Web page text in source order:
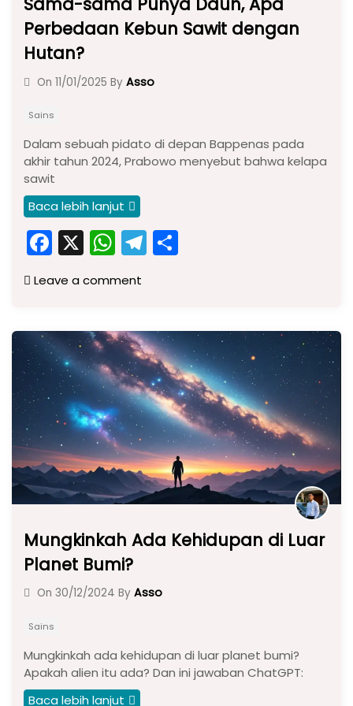
Perbedaan Kebun Sawit dengan
Hutan?
On 11/01/2025 By Asso
Sains
Dalam sebuah pidato di depan Bappenas pada
akhir tahun 2024, Prabowo menyebut bahwa kelapa
sawit
Baca lebih lanjut
F
a
c
b
o
o
k
X W
h
a
A
p
p
T
el
a
m
Leave a comment
Mungkinkah Ada Kehidupan di Luar
Planet Bumi?
On 30/12/2024 By Asso
Sains
Mungkinkah ada kehidupan di luar planet bumi?
Apakah alien itu ada? Dan ini jawaban ChatGPT:
Baca lebih lanjut